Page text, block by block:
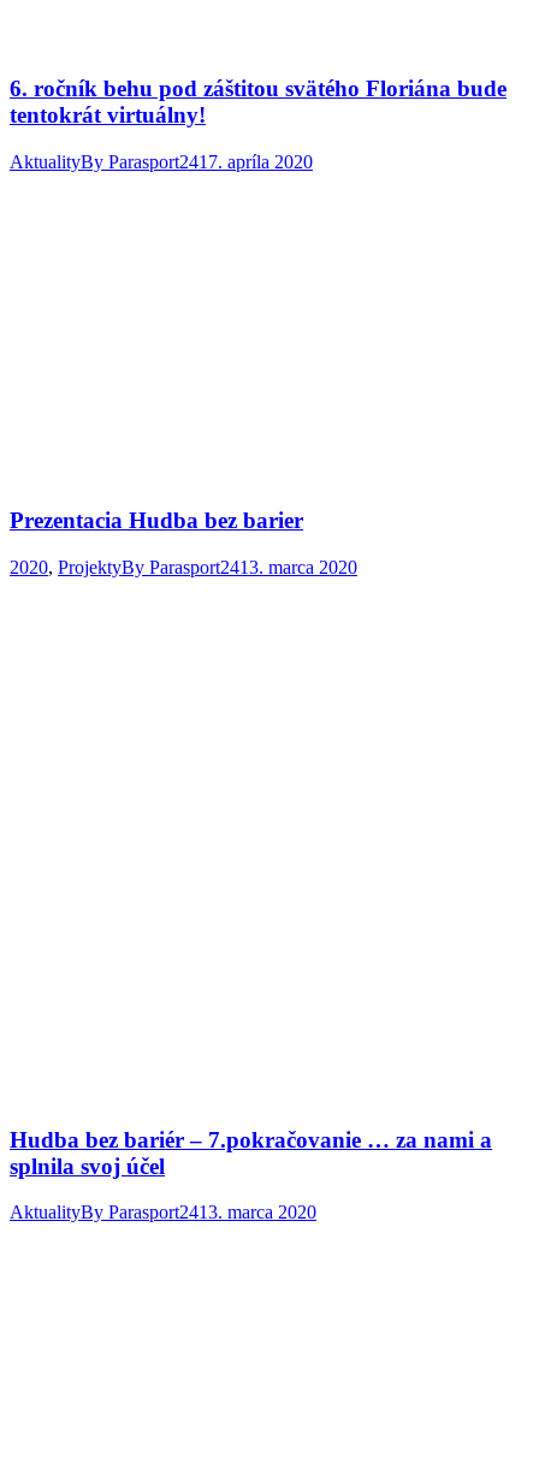
6. ročník behu pod záštitou svätého Floriána bude
tentokrát virtuálny!
AktualityBy Parasport2417. apríla 2020
Prezentacia Hudba bez barier
2020, ProjektyBy Parasport2413. marca 2020
Hudba bez bariér – 7.pokračovanie … za nami a
splnila svoj účel
AktualityBy Parasport2413. marca 2020